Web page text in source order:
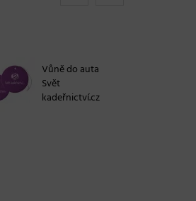
Vůně do auta
Svět
kadeřnictví.cz